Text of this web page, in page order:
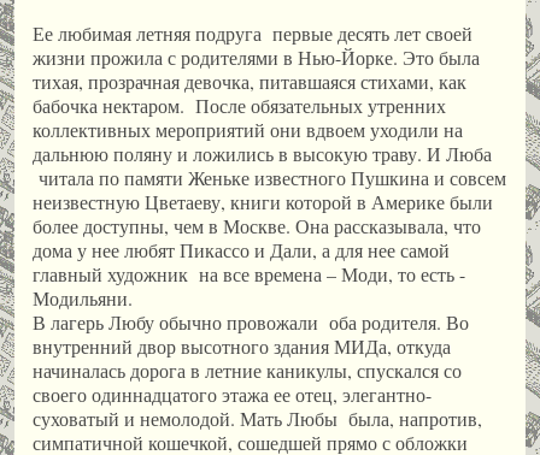
Ее любимая летняя подруга первые десять лет своей
жизни прожила с родителями в Нью-Йорке. Это была
тихая, прозрачная девочка, питавшаяся стихами, как
бабочка нектаром. После обязательных утренних
коллективных мероприятий они вдвоем уходили на
дальнюю поляну и ложились в высокую траву. И Люба
читала по памяти Женьке известного Пушкина и совсем
неизвестную Цветаеву, книги которой в Америке были
более доступны, чем в Москве. Она рассказывала, что
дома у нее любят Пикассо и Дали, а для нее самой
главный художник на все времена – Моди, то есть -
Модильяни.
В лагерь Любу обычно провожали оба родителя. Во
внутренний двор высотного здания МИДа, откуда
начиналась дорога в летние каникулы, спускался со
своего одиннадцатого этажа ее отец, элегантно-
суховатый и немолодой. Мать Любы была, напротив,
симпатичной кошечкой, сошедшей прямо с обложки